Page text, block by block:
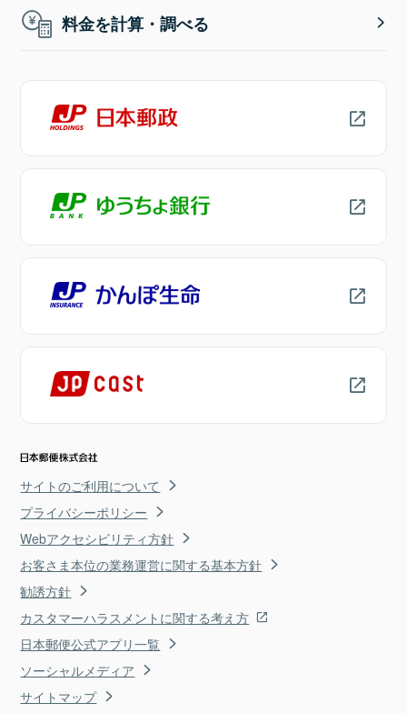
料金を計算・調べる
サイトのご利用について
プライバシーポリシー
Webアクセシビリティ方針
お客さま本位の業務運営に関する基本方針
勧誘方針
カスタマーハラスメントに関する考え方
日本郵便公式アプリ一覧
ソーシャルメディア
サイトマップ